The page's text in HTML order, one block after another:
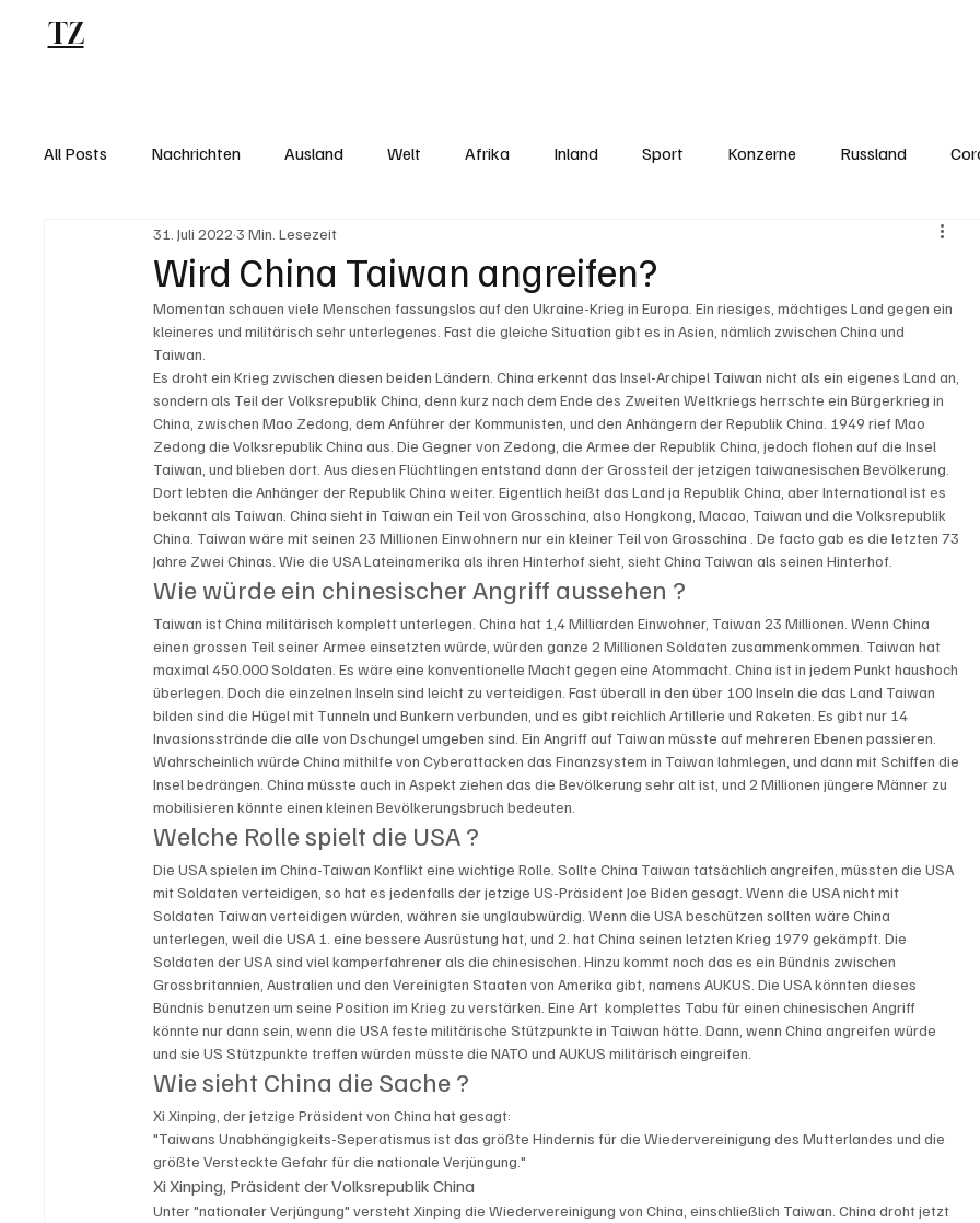
TZ
All Posts Nachrichten Ausland Welt Afrika Inland Sport Konzerne Russland
Wird China Taiwan angreifen?
31. Juli 2022 3 Min. Lesezeit
Momentan schauen viele Menschen fassungslos auf den Ukraine-Krieg in Europa. Ein riesiges, mächtiges Land gegen ein
kleineres und militärisch sehr unterlegenes. Fast die gleiche Situation gibt es in Asien, nämlich zwischen China und
Taiwan.
Es droht ein Krieg zwischen diesen beiden Ländern. China erkennt das Insel-Archipel Taiwan nicht als ein eigenes Land an,
sondern als Teil der Volksrepublik China, denn kurz nach dem Ende des Zweiten Weltkriegs herrschte ein Bürgerkrieg in
China, zwischen Mao Zedong, dem Anführer der Kommunisten, und den Anhängern der Republik China. 1949 rief Mao
Zedong die Volksrepublik China aus. Die Gegner von Zedong, die Armee der Republik China, jedoch flohen auf die Insel
Taiwan, und blieben dort. Aus diesen Flüchtlingen entstand dann der Grossteil der jetzigen taiwanesischen Bevölkerung.
Dort lebten die Anhänger der Republik China weiter. Eigentlich heißt das Land ja Republik China, aber International ist es
bekannt als Taiwan. China sieht in Taiwan ein Teil von Grosschina, also Hongkong, Macao, Taiwan und die Volksrepublik
China. Taiwan wäre mit seinen 23 Millionen Einwohnern nur ein kleiner Teil von Grosschina . De facto gab es die letzten 73
Jahre Zwei Chinas. Wie die USA Lateinamerika als ihren Hinterhof sieht, sieht China Taiwan als seinen Hinterhof.
Wie würde ein chinesischer Angriff aussehen ?
Taiwan ist China militärisch komplett unterlegen. China hat 1,4 Milliarden Einwohner, Taiwan 23 Millionen. Wenn China
einen grossen Teil seiner Armee einsetzten würde, würden ganze 2 Millionen Soldaten zusammenkommen. Taiwan hat
maximal 450.000 Soldaten. Es wäre eine konventionelle Macht gegen eine Atommacht. China ist in jedem Punkt haushoch
überlegen. Doch die einzelnen Inseln sind leicht zu verteidigen. Fast überall in den über 100 Inseln die das Land Taiwan
bilden sind die Hügel mit Tunneln und Bunkern verbunden, und es gibt reichlich Artillerie und Raketen. Es gibt nur 14
Invasionsstrände die alle von Dschungel umgeben sind. Ein Angriff auf Taiwan müsste auf mehreren Ebenen passieren.
Wahrscheinlich würde China mithilfe von Cyberattacken das Finanzsystem in Taiwan lahmlegen, und dann mit Schiffen die
Insel bedrängen. China müsste auch in Aspekt ziehen das die Bevölkerung sehr alt ist, und 2 Millionen jüngere Männer zu
mobilisieren könnte einen kleinen Bevölkerungsbruch bedeuten.
Welche Rolle spielt die USA ?
Die USA spielen im China-Taiwan Konflikt eine wichtige Rolle. Sollte China Taiwan tatsächlich angreifen, müssten die USA
mit Soldaten verteidigen, so hat es jedenfalls der jetzige US-Präsident Joe Biden gesagt. Wenn die USA nicht mit
Soldaten Taiwan verteidigen würden, währen sie unglaubwürdig. Wenn die USA beschützen sollten wäre China
unterlegen, weil die USA 1. eine bessere Ausrüstung hat, und 2. hat China seinen letzten Krieg 1979 gekämpft. Die
Soldaten der USA sind viel kamperfahrener als die chinesischen. Hinzu kommt noch das es ein Bündnis zwischen
Grossbritannien, Australien und den Vereinigten Staaten von Amerika gibt, namens AUKUS. Die USA könnten dieses
Bündnis benutzen um seine Position im Krieg zu verstärken. Eine Art  komplettes Tabu für einen chinesischen Angriff
könnte nur dann sein, wenn die USA feste militärische Stützpunkte in Taiwan hätte. Dann, wenn China angreifen würde
und sie US Stützpunkte treffen würden müsste die NATO und AUKUS militärisch eingreifen.
Wie sieht China die Sache ?
Xi Xinping, der jetzige Präsident von China hat gesagt:
"Taiwans Unabhängigkeits-Seperatismus ist das größte Hindernis für die Wiedervereinigung des Mutterlandes und die
größte Versteckte Gefahr für die nationale Verjüngung."
Xi Xinping, Präsident der Volksrepublik China
Unter "nationaler Verjüngung" versteht Xinping die Wiedervereinigung von China, einschließlich Taiwan. China droht jetzt